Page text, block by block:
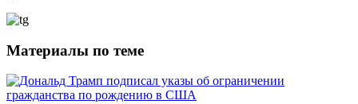
Материалы по теме